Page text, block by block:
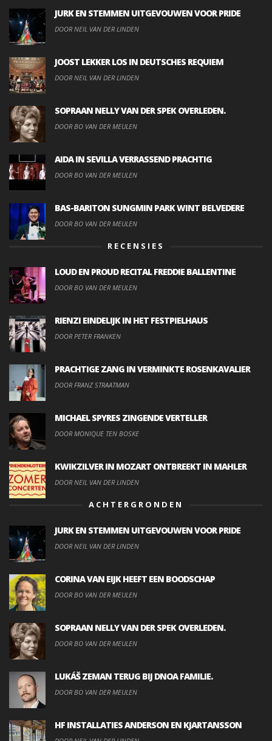
JURK EN STEMMEN UITGEVOUWEN VOOR PRIDE
DOOR NEIL VAN DER LINDEN
JOOST LEKKER LOS IN DEUTSCHES REQUIEM
DOOR NEIL VAN DER LINDEN
SOPRAAN NELLY VAN DER SPEK OVERLEDEN.
DOOR BO VAN DER MEULEN
AIDA IN SEVILLA VERRASSEND PRACHTIG
DOOR BO VAN DER MEULEN
BAS-BARITON SUNGMIN PARK WINT BELVEDERE
DOOR BO VAN DER MEULEN
RECENSIES
LOUD EN PROUD RECITAL FREDDIE BALLENTINE
DOOR BO VAN DER MEULEN
RIENZI EINDELIJK IN HET FESTPIELHAUS
DOOR PETER FRANKEN
PRACHTIGE ZANG IN VERMINKTE ROSENKAVALIER
DOOR FRANZ STRAATMAN
MICHAEL SPYRES ZINGENDE VERTELLER
DOOR MONIQUE TEN BOSKE
KWIKZILVER IN MOZART ONTBREEKT IN MAHLER
DOOR NEIL VAN DER LINDEN
ACHTERGRONDEN
JURK EN STEMMEN UITGEVOUWEN VOOR PRIDE
DOOR NEIL VAN DER LINDEN
CORINA VAN EIJK HEEFT EEN BOODSCHAP
DOOR BO VAN DER MEULEN
SOPRAAN NELLY VAN DER SPEK OVERLEDEN.
DOOR BO VAN DER MEULEN
LUKÁŠ ZEMAN TERUG BIJ DNOA FAMILIE.
DOOR BO VAN DER MEULEN
HF INSTALLATIES ANDERSON EN KJARTANSSON